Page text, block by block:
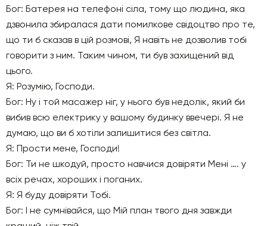
Бог: Батерея на телефоні сіла, тому що людина, яка
дзвонила збиралася дати помилкове свідоцтво про те,
що ти б сказав в цій розмові, Я навіть не дозволив тобі
говорити з ним. Таким чином, ти був захищений від
цього.
Я: Розумію, Господи.
Бог: Ну і той масажер ніг, у нього був недолік, який би
вибив всю електрику у вашому будинку ввечері. Я не
думаю, що ви б хотіли залишитися без світла.
Я: Прости мене, Господи!
Бог: Ти не шкодуй, просто навчися довіряти Мені …. у
всіх речах, хороших і поганих.
Я: Я буду довіряти Тобі.
Бог: І не сумнівайся, що Мій план твого дня завжди